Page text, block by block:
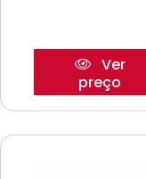
Ver
preço